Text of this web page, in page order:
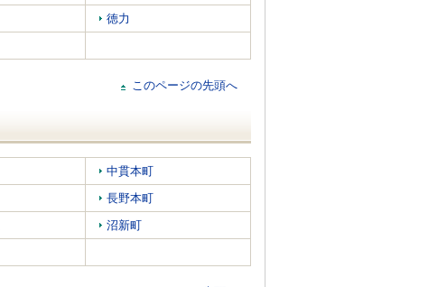
徳力
このページの先頭へ
中貫本町
長野本町
沼新町